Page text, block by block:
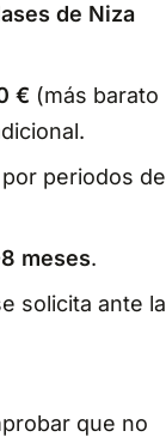
de Niza
€ (más barato
periodos de
meses.
solicita ante la
que no